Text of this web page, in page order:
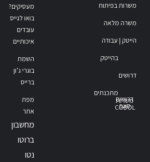
משרות בפיתוח
משרה מלאה
הייטק | עבודה
בהייטק
דרושים
מתכנתים
דרושים
סאפ
משרות
COBOL
מעסיקים?
בואו לגייס
עובדים
איכותיים
השמת
בוגרי ג’ון
ברייס
מפת
אתר
מחשבון
ברוטו
נטו